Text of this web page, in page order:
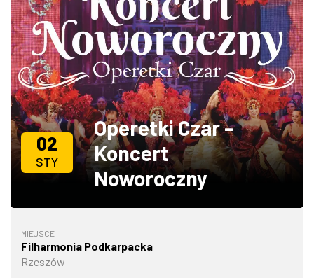
W KINACH
GASTRONOMIA
ZDJĘCIA
W RZESZOWIE
02
STY
Operetki Czar -
Koncert
Noworoczny
MIEJSCE
Filharmonia Podkarpacka
Rzeszów